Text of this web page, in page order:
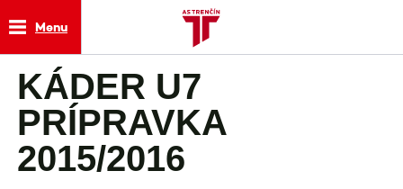
Menu
KÁDER U7
PRÍPRAVKA
2015/2016